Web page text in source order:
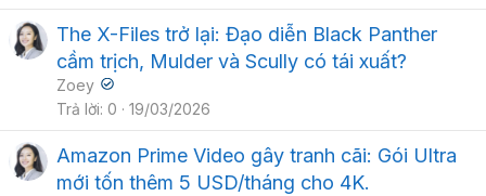
The X-Files trở lại: Đạo diễn Black Panther
cầm trịch, Mulder và Scully có tái xuất?
Zoey
Trả lời 0 19/03/2026
Amazon Prime Video gây tranh cãi: Gói Ultra
mới tốn thêm 5 USD/tháng cho 4K.